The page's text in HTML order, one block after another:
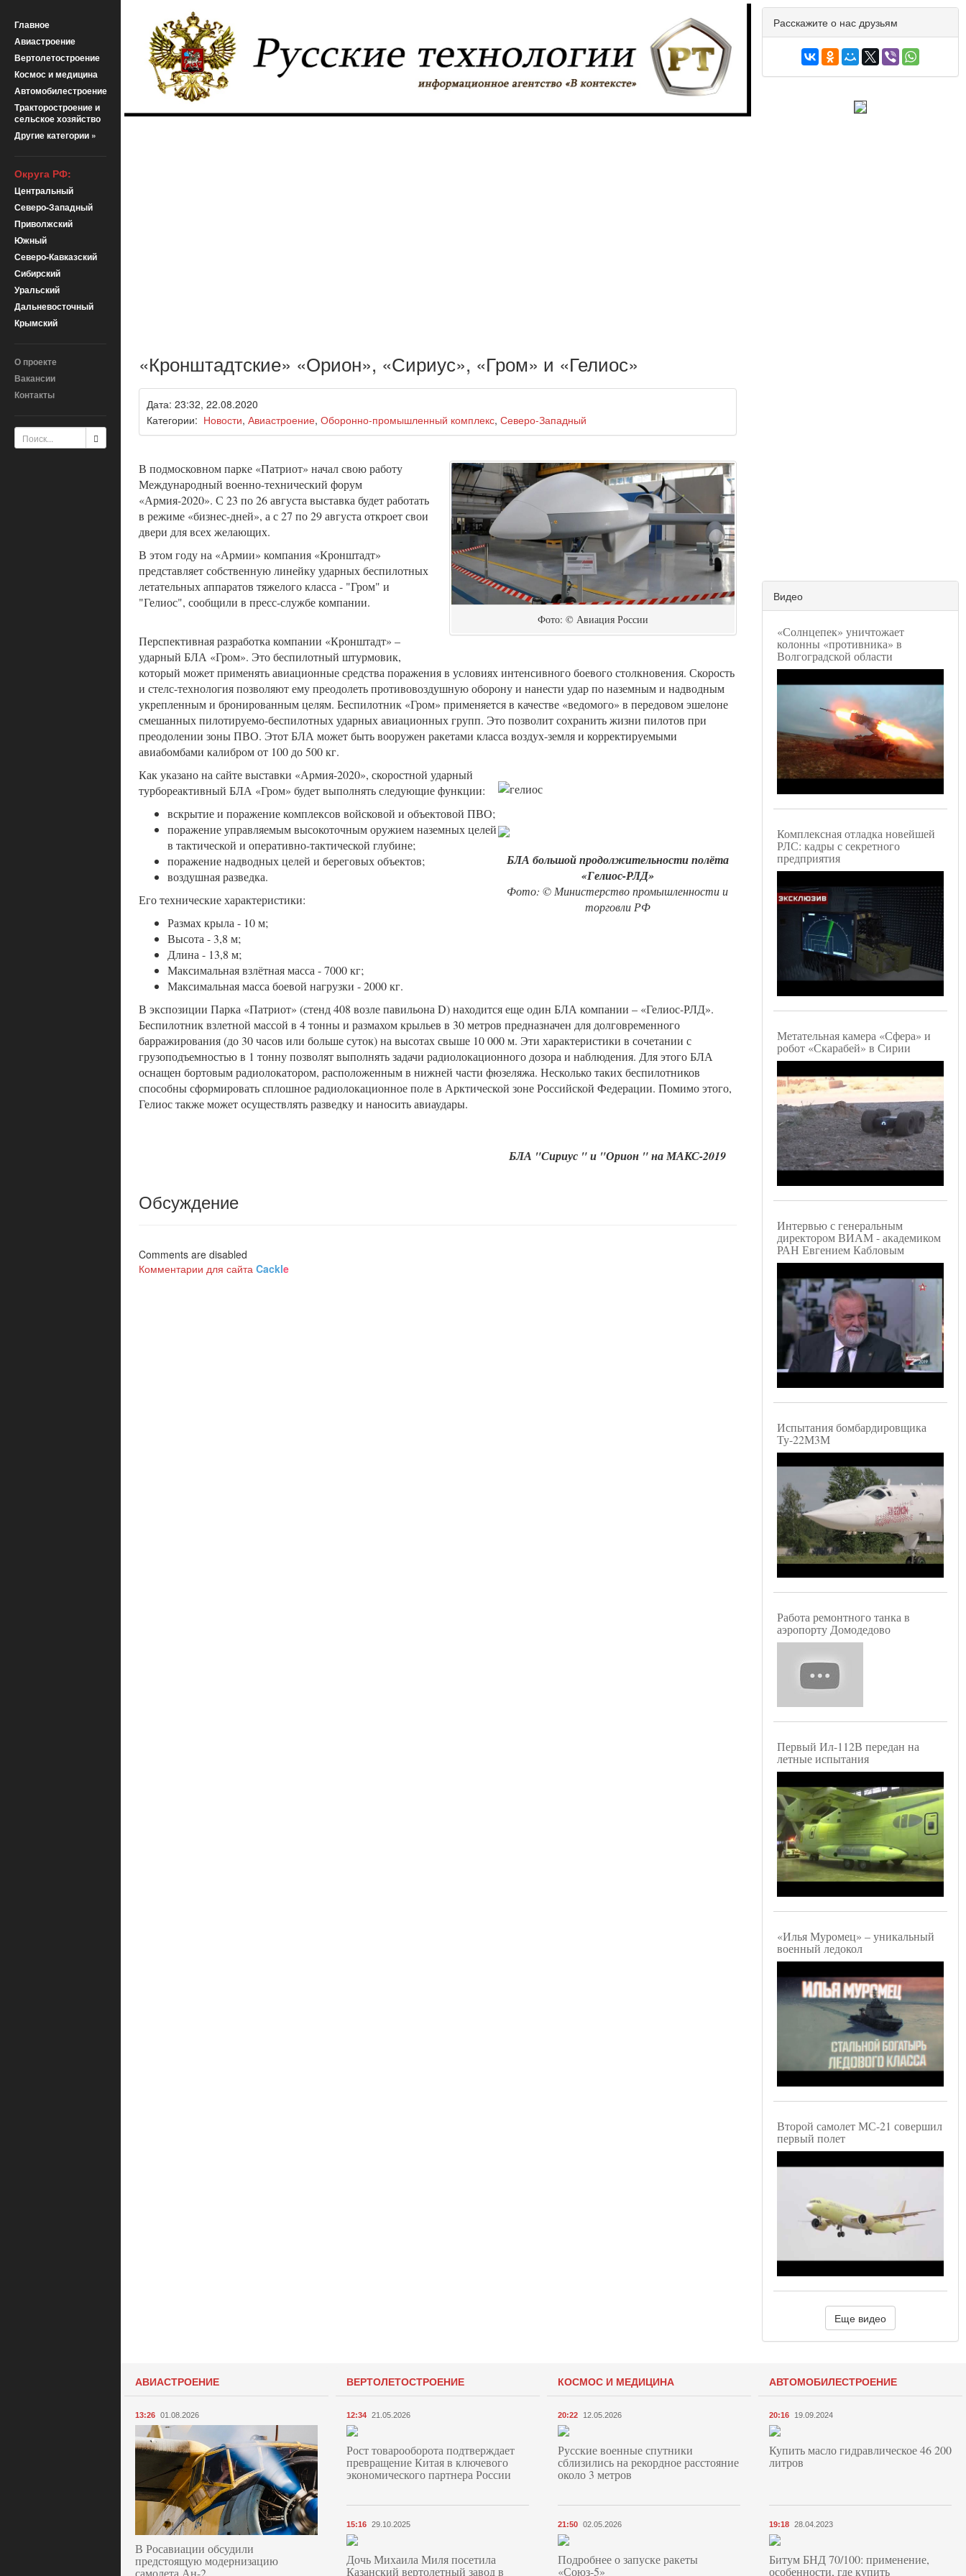
Главное
Авиастроение
Вертолетостроение
Космос и медицина
Автомобилестроение
Тракторостроение и
сельское хозяйство
Другие категории »
Округа РФ:
Центральный
Северо-Западный
Приволжский
Южный
Северо-Кавказский
Сибирский
Уральский
Дальневосточный
Крымский
О проекте
Вакансии
Контакты
«Кронштадтские» «Орион», «Сириус», «Гром» и «Гелиос»
Дата: 23:32, 22.08.2020
Категории: Новости, Авиастроение, Оборонно-промышленный комплекс, Северо-Западный
Фото: © Авиация России
В подмосковном парке «Патриот» начал свою работу
Международный военно-технический форум
«Армия-2020». С 23 по 26 августа выставка будет работать
в режиме «бизнес-дней», а с 27 по 29 августа откроет свои
двери для всех желающих.
В этом году на «Армии» компания «Кронштадт»
представляет собственную линейку ударных беспилотных
летательных аппаратов тяжелого класса - "Гром" и
"Гелиос", сообщили в пресс-службе компании.
Перспективная разработка компании «Кронштадт» –
ударный БЛА «Гром». Это беспилотный штурмовик,
который может применять авиационные средства поражения в условиях интенсивного боевого столкновения. Скорость
и стелс-технология позволяют ему преодолеть противовоздушную оборону и нанести удар по наземным и надводным
укрепленным и бронированным целям. Беспилотник «Гром» применяется в качестве «ведомого» в передовом эшелоне
смешанных пилотируемо-беспилотных ударных авиационных групп. Это позволит сохранить жизни пилотов при
преодолении зоны ПВО. Этот БЛА может быть вооружен ракетами класса воздух-земля и корректируемыми
авиабомбами калибром от 100 до 500 кг.
БЛА большой продолжительности полёта
«Гелиос-РЛД»
Фото: © Министерство промышленности и
торговли РФ
Как указано на сайте выставки «Армия-2020», скоростной ударный
турбореактивный БЛА «Гром» будет выполнять следующие функции:
вскрытие и поражение комплексов войсковой и объектовой ПВО;
поражение управляемым высокоточным оружием наземных целей
в тактической и оперативно-тактической глубине;
поражение надводных целей и береговых объектов;
воздушная разведка.
Его технические характеристики:
Размах крыла - 10 м;
Высота - 3,8 м;
Длина - 13,8 м;
Максимальная взлётная масса - 7000 кг;
Максимальная масса боевой нагрузки - 2000 кг.
В экспозиции Парка «Патриот» (стенд 408 возле павильона D) находится еще один БЛА компании – «Гелиос-РЛД».
Беспилотник взлетной массой в 4 тонны и размахом крыльев в 30 метров предназначен для долговременного
барражирования (до 30 часов или больше суток) на высотах свыше 10 000 м. Эти характеристики в сочетании с
грузоподъемностью в 1 тонну позволят выполнять задачи радиолокационного дозора и наблюдения. Для этого БЛА
оснащен бортовым радиолокатором, расположенным в нижней части фюзеляжа. Несколько таких беспилотников
способны сформировать сплошное радиолокационное поле в Арктической зоне Российской Федерации. Помимо этого,
Гелиос также может осуществлять разведку и наносить авиаудары.
БЛА "Сириус " и "Орион " на МАКС-2019
Обсуждение
Comments are disabled
Комментарии для сайта Cackle
Расскажите о нас друзьям
Видео
«Солнцепек» уничтожает
колонны «противника» в
Волгоградской области
Комплексная отладка новейшей
РЛС: кадры с секретного
предприятия
Метательная камера «Сфера» и
робот «Скарабей» в Сирии
Интервью с генеральным
директором ВИАМ - академиком
РАН Евгением Кабловым
Испытания бомбардировщика
Ту-22М3М
Работа ремонтного танка в
аэропорту Домодедово
Первый Ил-112В передан на
летные испытания
«Илья Муромец» – уникальный
военный ледокол
Второй самолет МС-21 совершил
первый полет
Еще видео
АВИАСТРОЕНИЕ
13:26 01.08.2026
В Росавиации обсудили
предстоящую модернизацию
самолета Ан-2
ВЕРТОЛЕТОСТРОЕНИЕ
12:34 21.05.2026
Рост товарооборота подтверждает
превращение Китая в ключевого
экономического партнера России
15:16 29.10.2025
Дочь Михаила Миля посетила
Казанский вертолетный завод в
КОСМОС И МЕДИЦИНА
20:22 12.05.2026
Русские военные спутники
сблизились на рекордное расстояние
около 3 метров
21:50 02.05.2026
Подробнее о запуске ракеты
«Союз‑5»
АВТОМОБИЛЕСТРОЕНИЕ
20:16 19.09.2024
Купить масло гидравлическое 46 200
литров
19:18 28.04.2023
Битум БНД 70/100: применение,
особенности, где купить